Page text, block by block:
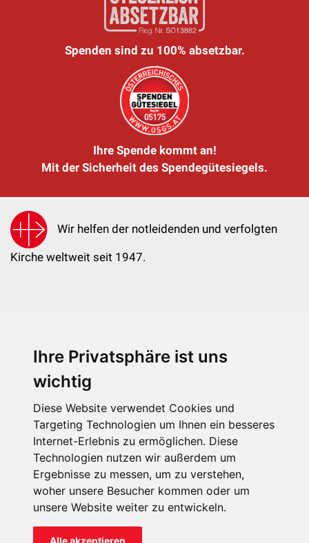
Ihre Privatsphäre ist uns
wichtig
Diese Website verwendet Cookies und
Targeting Technologien um Ihnen ein besseres
Internet-Erlebnis zu ermöglichen. Diese
Technologien nutzen wir außerdem um
Ergebnisse zu messen, um zu verstehen,
woher unsere Besucher kommen oder um
unsere Website weiter zu entwickeln.
Alle akzeptieren
Spenden sind zu 100% absetzbar.
Ihre Spende kommt an!
Mit der Sicherheit des Spendegütesiegels.
Wir helfen der notleidenden und verfolgten
Kirche weltweit seit 1947.
KIRCHE IN NOT - Österreich
kin@kircheinnot.at
KIN weltweit